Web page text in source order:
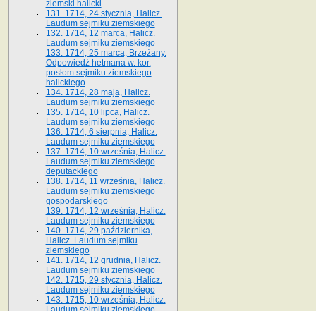
ziemski halicki
131. 1714, 24 stycznia, Halicz.
Laudum sejmiku ziemskiego
132. 1714, 12 marca, Halicz.
Laudum sejmiku ziemskiego
133. 1714, 25 marca, Brzeżany.
Odpowiedź hetmana w. kor.
posłom sejmiku ziemskiego
halickiego
134. 1714, 28 maja, Halicz.
Laudum sejmiku ziemskiego
135. 1714, 10 lipca, Halicz.
Laudum sejmiku ziemskiego
136. 1714, 6 sierpnia, Halicz.
Laudum sejmiku ziemskiego
137. 1714, 10 września, Halicz.
Laudum sejmiku ziemskiego
deputackiego
138. 1714, 11 września, Halicz.
Laudum sejmiku ziemskiego
gospodarskiego
139. 1714, 12 września, Halicz.
Laudum sejmiku ziemskiego
140. 1714, 29 października,
Halicz. Laudum sejmiku
ziemskiego
141. 1714, 12 grudnia, Halicz.
Laudum sejmiku ziemskiego
142. 1715, 29 stycznia, Halicz.
Laudum sejmiku ziemskiego
143. 1715, 10 września, Halicz.